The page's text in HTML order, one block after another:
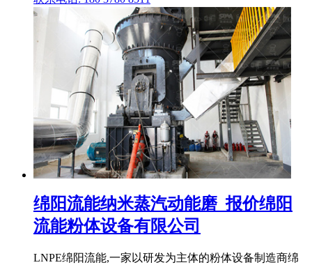
绵阳流能纳米蒸汽动能磨_报价绵阳
流能粉体设备有限公司
LNPE绵阳流能,一家以研发为主体的粉体设备制造商绵